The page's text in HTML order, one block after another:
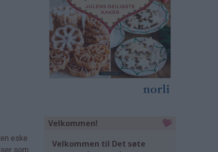
eske
som
Velkommen!
Velkommen til Det søte